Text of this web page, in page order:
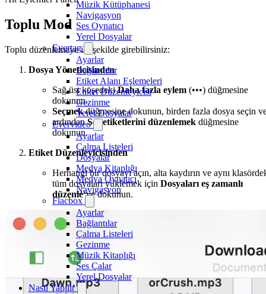
Müzik Kütüphanesi
Navigasyon
Ses Oynatıcı
Yerel Dosyalar
Evertag
Ayarlar
Bağlantılar
Etiket Alanı Eşlemeleri
Etiket Düzenleyicisi
Gezinme
Yerel Dosyalar
Evervideo
Ayarlar
Çalma Listeleri
Dosyalar
Medya Kitaplığı
Medya Oynatıcı
Navigasyon
Flacbox
Ayarlar
Bağlantılar
Çalma Listeleri
Gezinme
Müzik Kitaplığı
Ses Çalar
Yerel Dosyalar
Nasıl Yapılır
Toplu Mod
Toplu düzenlemeye iki şekilde girebilirsiniz:
Dosya Yöneticisinden
Sağ üst köşedekiDaha fazla eylem (•••) düğmesine
dokunun.
Seçmekdüğmesine dokunun, birden fazla dosya seçin
ardındanSes etiketlerini düzenlemek düğmesine
dokunun.
Etiket Düzenleyicisinden
Herhangi bir dosyayı açın, alta kaydırın ve aynı
tüm dosyaları yüklemek için Dosyaları eş zamanlı
düzenle‘ye dokunun.